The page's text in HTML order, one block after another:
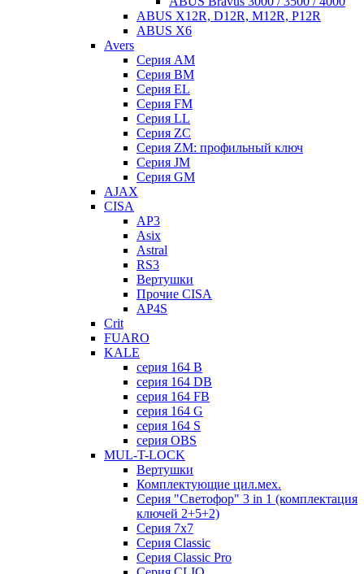
ABUS X12R, D12R, M12R, P12R
ABUS X6
Avers
Серия AM
Серия BM
Серия EL
Серия FM
Серия LL
Серия ZC
Серия ZM: профильный ключ
Серия JM
Серия GM
AJAX
CISA
AP3
Asix
Astral
RS3
Вертушки
Прочие CISA
AP4S
Crit
FUARO
KALE
серия 164 B
серия 164 DB
серия 164 FB
серия 164 G
серия 164 S
серия OBS
MUL-T-LOCK
Вертушки
Комплектующие цил.мех.
Серия "Светофор" 3 in 1 (комплектация
ключей 2+5+2)
Серия 7х7
Серия Classic
Серия Classic Pro